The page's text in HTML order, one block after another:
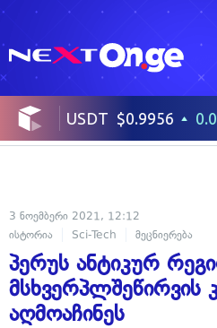
3 ნოემბერი 2021, 12:12
ისტორია
Sci-Tech მეცნიერება
პერუს ანტიკურ
მსხვერპლშეწირვის
აღმოაჩინეს